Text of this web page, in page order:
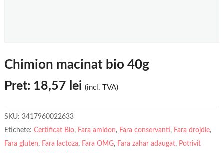
Chimion macinat bio 40g
Pret: 18,57 lei (incl. TVA)
SKU: 3417960022633
Etichete: Certificat Bio, Fara amidon, Fara conservanti, Fara drojdie,
Fara gluten, Fara lactoza, Fara OMG, Fara zahar adaugat, Potrivit